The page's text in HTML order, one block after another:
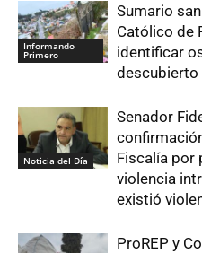
Informando
Primero
Sumario
Católico de
identificar
descubierto
Noticia del Día
Senador
Fiscalía por
violencia
existió
ProREP y